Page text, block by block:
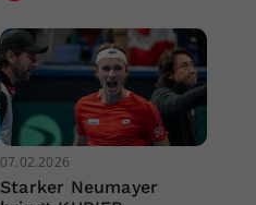
07.02.2026
Starker Neumayer